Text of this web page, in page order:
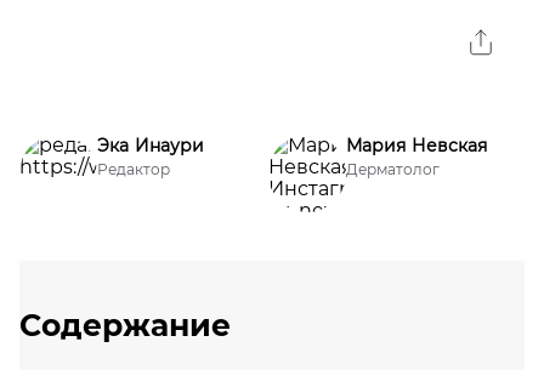
Эка Инаури
Редактор
Мария Невская
Дерматолог
Содержание